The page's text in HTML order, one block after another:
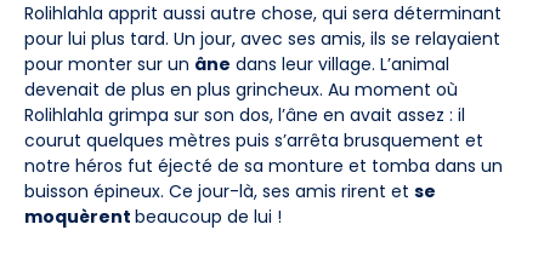
Rolihlahla apprit aussi autre chose, qui sera déterminant
pour lui plus tard. Un jour, avec ses amis, ils se relayaient
pour monter sur un âne dans leur village. L’animal
devenait de plus en plus grincheux. Au moment où
Rolihlahla grimpa sur son dos, l’âne en avait assez : il
courut quelques mètres puis s’arrêta brusquement et
notre héros fut éjecté de sa monture et tomba dans un
buisson épineux. Ce jour-là, ses amis rirent et se
moquèrent beaucoup de lui !